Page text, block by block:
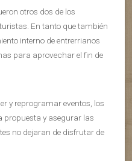
otros dos de los
En tanto que también
interno de entrerrianos
para aprovechar el fin de
y reprogramar eventos, los
propuesta y asegurar las
no dejaran de disfrutar de